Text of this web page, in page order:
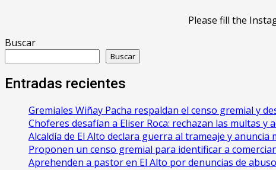
Please fill the
Buscar
Buscar
Entradas recientes
Gremiales Wiñay Pacha respaldan el censo gremial y
Choferes desafían a Eliser Roca: rechazan las multas y
‎Alcaldía de El Alto declara guerra al trameaje y
Proponen un censo gremial para identificar a
Aprehenden a pastor en El Alto por denuncias de